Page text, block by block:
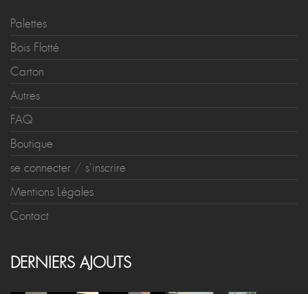
Palettes
Bois Flotté
Carton
Autres
FAQ
Boutique
se connecter / s'inscrire
Mentions Légales
Contact
DERNIERS AJOUTS